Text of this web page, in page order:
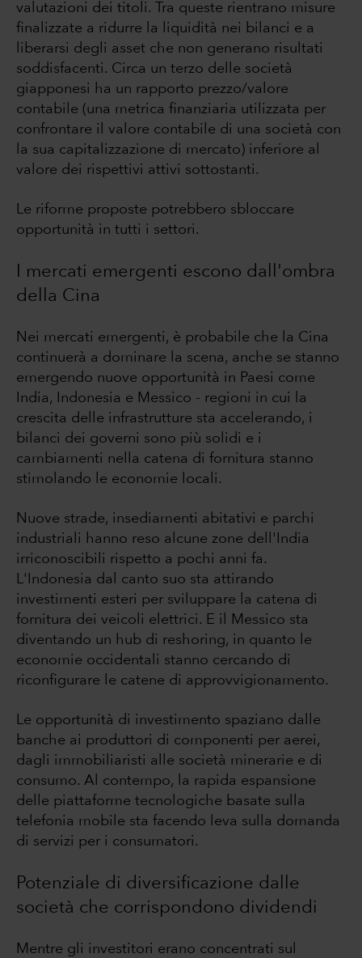
valutazioni dei titoli. Tra queste rientrano misure
finalizzate a ridurre la liquidità nei bilanci e a
liberarsi degli asset che non generano risultati
soddisfacenti. Circa un terzo delle società
giapponesi ha un rapporto prezzo/valore
contabile (una metrica finanziaria utilizzata per
confrontare il valore contabile di una società con
la sua capitalizzazione di mercato) inferiore al
valore dei rispettivi attivi sottostanti.
Le riforme proposte potrebbero sbloccare
opportunità in tutti i settori.
I mercati emergenti escono dall'ombra
della Cina
Nei mercati emergenti, è probabile che la Cina
continuerà a dominare la scena, anche se stanno
emergendo nuove opportunità in Paesi come
India, Indonesia e Messico - regioni in cui la
crescita delle infrastrutture sta accelerando, i
bilanci dei governi sono più solidi e i
cambiamenti nella catena di fornitura stanno
stimolando le economie locali.
Nuove strade, insediamenti abitativi e parchi
industriali hanno reso alcune zone dell'India
irriconoscibili rispetto a pochi anni fa.
L'Indonesia dal canto suo sta attirando
investimenti esteri per sviluppare la catena di
fornitura dei veicoli elettrici. E il Messico sta
diventando un hub di reshoring, in quanto le
economie occidentali stanno cercando di
riconfigurare le catene di approvvigionamento.
Le opportunità di investimento spaziano dalle
banche ai produttori di componenti per aerei,
dagli immobiliaristi alle società minerarie e di
consumo. Al contempo, la rapida espansione
delle piattaforme tecnologiche basate sulla
telefonia mobile sta facendo leva sulla domanda
di servizi per i consumatori.
Potenziale di diversificazione dalle
società che corrispondono dividendi
Mentre gli investitori erano concentrati sul